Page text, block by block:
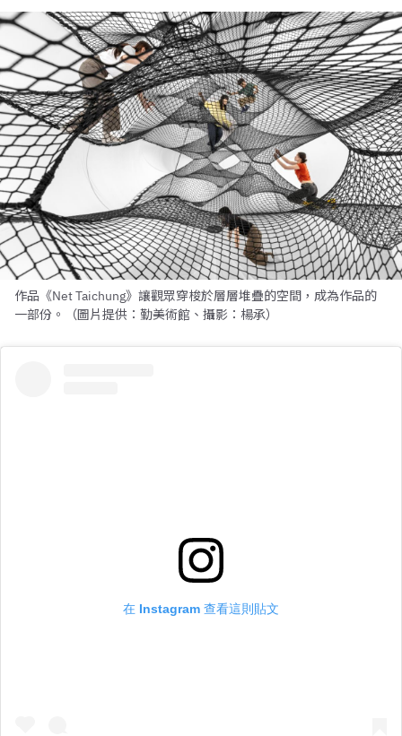
作品《Net Taichung》讓觀眾穿梭於層層堆疊的空間，成為作品的
一部份。（圖片提供：勤美術館、攝影：楊承）
在 Instagram 查看這則貼文